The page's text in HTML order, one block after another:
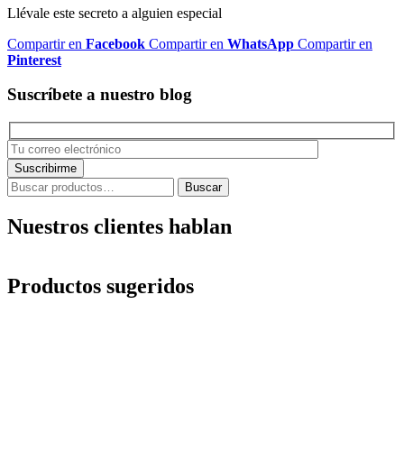
Llévale este secreto a alguien especial
Compartir en Facebook Compartir en WhatsApp Compartir en
Pinterest
Suscríbete a nuestro blog
Buscar
por:
Buscar
Nuestros clientes hablan
Productos sugeridos